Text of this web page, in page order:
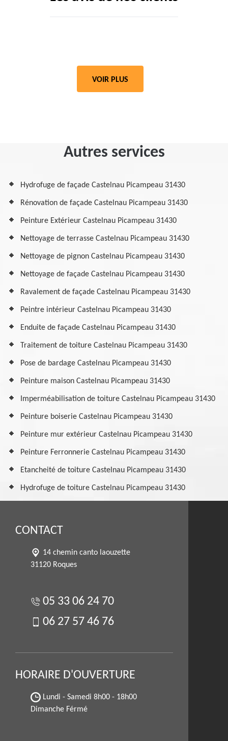
VOIR PLUS
Autres services
Hydrofuge de façade Castelnau Picampeau 31430
Rénovation de façade Castelnau Picampeau 31430
Peinture Extérieur Castelnau Picampeau 31430
Nettoyage de terrasse Castelnau Picampeau 31430
Nettoyage de pignon Castelnau Picampeau 31430
Nettoyage de façade Castelnau Picampeau 31430
Ravalement de façade Castelnau Picampeau 31430
Peintre intérieur Castelnau Picampeau 31430
Enduite de façade Castelnau Picampeau 31430
Traitement de toiture Castelnau Picampeau 31430
Pose de bardage Castelnau Picampeau 31430
Peinture maison Castelnau Picampeau 31430
Imperméabilisation de toiture Castelnau Picampeau 31430
Peinture boiserie Castelnau Picampeau 31430
Peinture mur extérieur Castelnau Picampeau 31430
Peinture Ferronnerie Castelnau Picampeau 31430
Etancheité de toiture Castelnau Picampeau 31430
Hydrofuge de toiture Castelnau Picampeau 31430
CONTACT
14 chemin canto laouzette
31120 Roques
05 33 06 24 70
06 27 57 46 76
HORAIRE D'OUVERTURE
Lundi - Samedi 8h00 - 18h00
Dimanche Férmé